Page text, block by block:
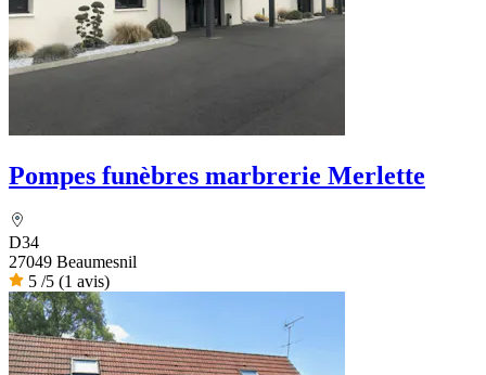
Pompes funèbres marbrerie Merlette
D34
27049 Beaumesnil
5 /5 (1 avis)